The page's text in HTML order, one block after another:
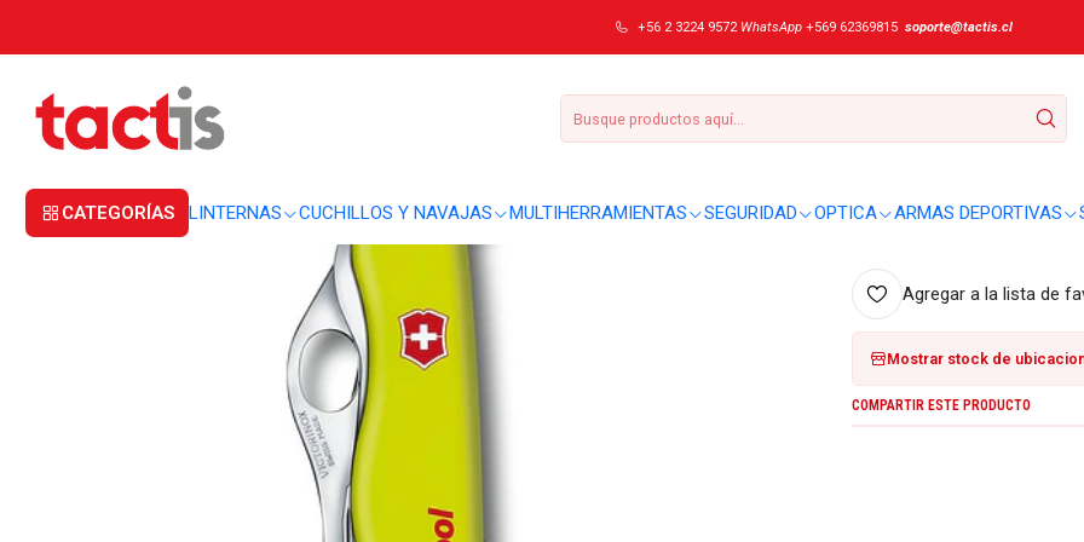
CATEGORÍAS LINTERNAS CUCHILLOS Y NAVAJAS MULTIHERRAMIENTAS SEGURIDAD OPTICA ARMAS DEPORTIVAS
+56 2 3224 9572 WhatsApp +569 62369815 soporte@tactis.cl
Cortapluma Victorinox RescueTool 0.8623.MWN
|
Cortapluma
No se entregaron detalles
Agregar a la lista de
Mostrar stock de
COMPARTIR ESTE PRODUCTO